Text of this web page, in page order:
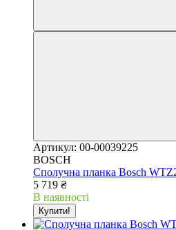
Артикул: 00-00039225
BOSCH
Сполучна планка Bosch
5 719 ₴
В наявності
Купити!